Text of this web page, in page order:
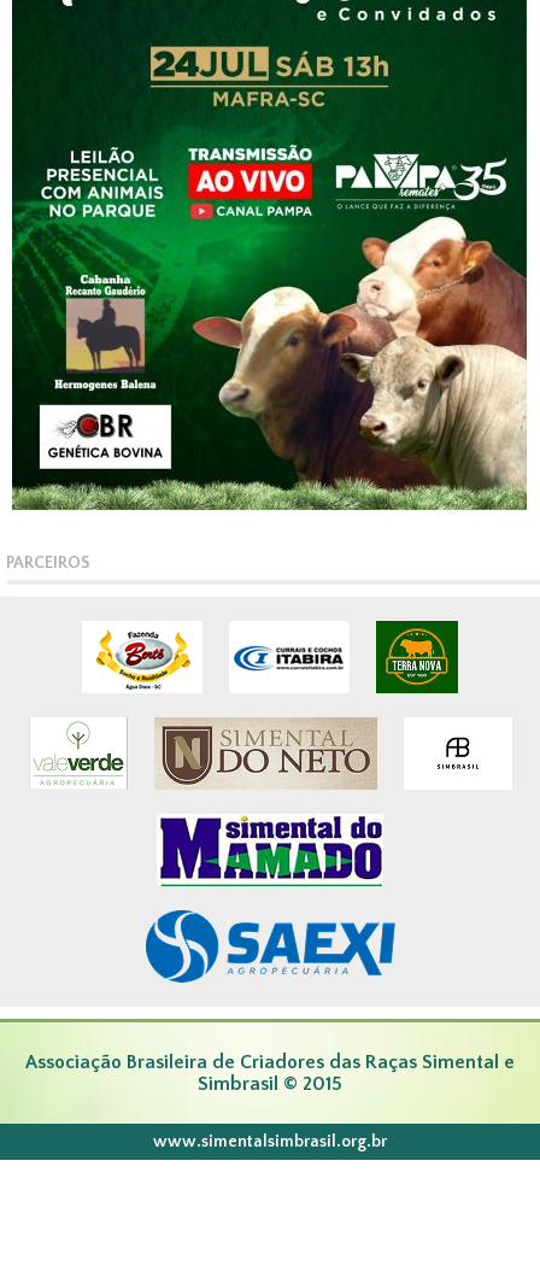
PARCEIROS
Associação Brasileira de Criadores das Raças Simental e
Simbrasil © 2015
www.simentalsimbrasil.org.br